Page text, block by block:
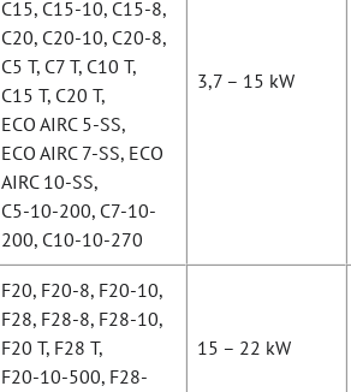
C15, C15-10, C15-8,
C20, C20-10, C20-8,
C5 T, C7 T, C10 T,
C15 T, C20 T,
ECO AIRC 5-SS,
ECO AIRC 7-SS, ECO
AIRC 10-SS,
C5-10-200, C7-10-
200, C10-10-270
3,7 – 15 kW
F20, F20-8, F20-10,
F28, F28-8, F28-10,
F20 T, F28 T,
F20-10-500, F28-
15 – 22 kW